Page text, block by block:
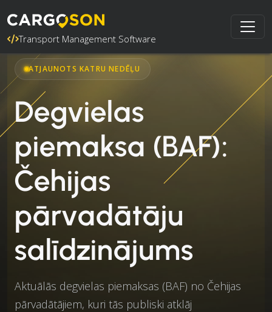
Transport Management Software
ATJAUNOTS KATRU NEDĒĻU
Degvielas
piemaksa (BAF):
Čehijas
pārvadātāju
salīdzinājums
Aktuālās degvielas piemaksas (BAF) no Čehijas
pārvadātājiem, kuri tās publiski atklāj